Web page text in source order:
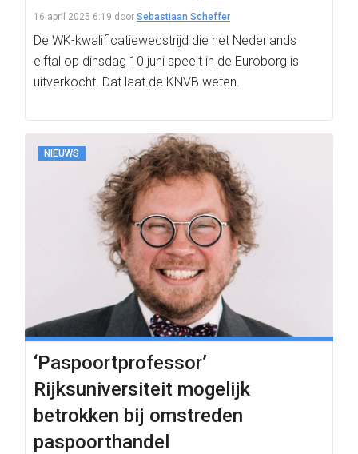
16 april 2025 6:19 door Sebastiaan Scheffer
De WK-kwalificatiewedstrijd die het Nederlands
elftal op dinsdag 10 juni speelt in de Euroborg is
uitverkocht. Dat laat de KNVB weten.
NIEUWS
‘Paspoortprofessor’
Rijksuniversiteit mogelijk
betrokken bij omstreden
paspoorthandel